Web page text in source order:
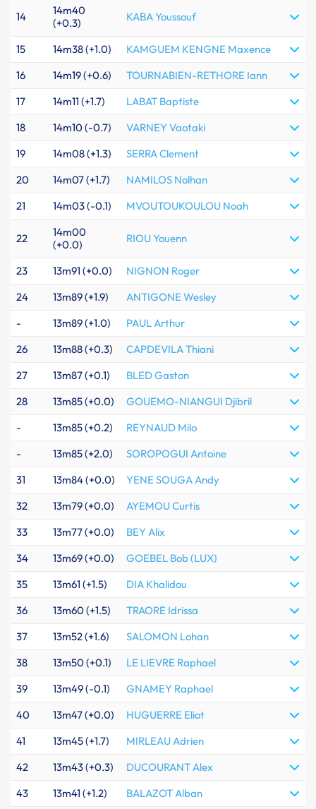
14
14m40
(+0.3)
KABA Youssouf
15 14m38 (+1.0)
KAMGUEM KENGNE Maxence
16
14m19 (+0.6)
TOURNABIEN-RETHORE Iann
17
14m11 (+1.7)
LABAT Baptiste
18
14m10 (-0.7)
VARNEY Vaotaki
19
14m08 (+1.3)
SERRA Clement
20
14m07 (+1.7)
NAMILOS Nolhan
21
14m03 (-0.1) MVOUTOUKOULOU Noah
22
14m00
(+0.0)
RIOU Youenn
23 13m91 (+0.0)
NIGNON Roger
24
13m89 (+1.9)
ANTIGONE Wesley
-
13m89 (+1.0)
PAUL Arthur
26
13m88 (+0.3)
CAPDEVILA Thiani
27
13m87 (+0.1)
BLED Gaston
28
13m85 (+0.0)
GOUEMO-NIANGUI Djibril
-
13m85 (+0.2)
REYNAUD Milo
-
13m85 (+2.0)
SOROPOGUI Antoine
31
13m84 (+0.0)
YENE SOUGA Andy
32
13m79 (+0.0)
AYEMOU Curtis
33
13m77 (+0.0)
BEY Alix
34
13m69 (+0.0)
GOEBEL Bob (LUX)
35
13m61 (+1.5)
DIA Khalidou
36
13m60 (+1.5)
TRAORE Idrissa
37
13m52 (+1.6)
SALOMON Lohan
38
13m50 (+0.1)
LE LIEVRE Raphael
39
13m49 (-0.1)
GNAMEY Raphael
40
13m47 (+0.0)
HUGUERRE Eliot
41
13m45 (+1.7)
MIRLEAU Adrien
42
13m43 (+0.3)
DUCOURANT Alex
43
13m41 (+1.2) BALAZOT Alban